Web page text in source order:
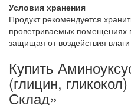
Условия хранения
Продукт рекомендуется
проветриваемых помещениях
защищая от воздействия
Купить
(глицин,
Склад»